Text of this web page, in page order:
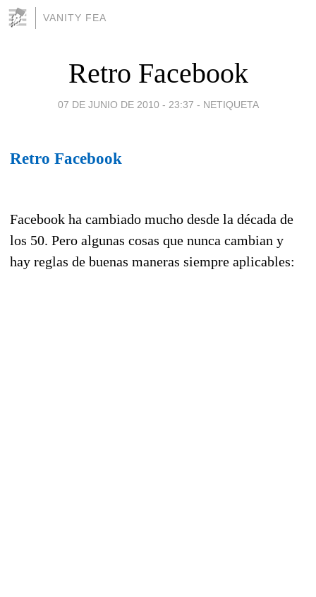
VANITY FEA
Retro Facebook
07 DE JUNIO DE 2010 - 23:37 - NETIQUETA
Retro Facebook
Facebook ha cambiado mucho desde la década de
los 50. Pero algunas cosas que nunca cambian y
hay reglas de buenas maneras siempre aplicables: